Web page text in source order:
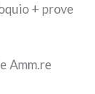
+ prove
Amm.re